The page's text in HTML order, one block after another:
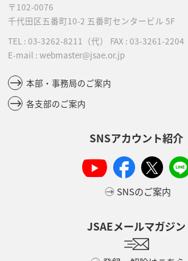
〒102-0076
千代田区五番町10-2 五番町センタービル 5F
TEL : 03-3262-8211 （代） FAX : 03-3261-2204
E-mail : webmaster@jsae.or.jp
本部・事務局のご案内
各支部のご案内
SNSアカウント紹介
SNSのご案内
JSAEメールマガジン